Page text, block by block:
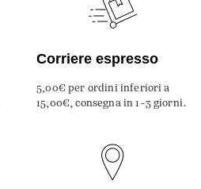
Corriere espresso
5,00€ per ordini inferiori a
15,00€, consegna in 1-3 giorni.